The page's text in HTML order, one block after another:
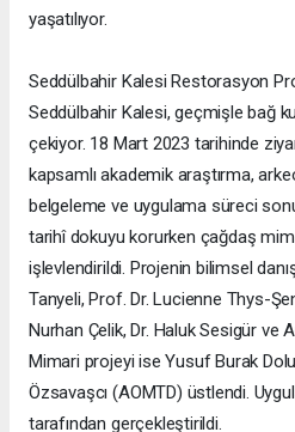
yaşatılıyor.
Seddülbahir Kalesi Restorasyon
Seddülbahir Kalesi, geçmişle bağ
çekiyor. 18 Mart 2023 tarihinde
kapsamlı akademik araştırma,
belgeleme ve uygulama süreci
tarihî dokuyu korurken çağdaş
işlevlendirildi. Projenin bilimsel
Tanyeli, Prof. Dr. Lucienne Thys-
Nurhan Çelik, Dr. Haluk Sesigür ve
Mimari projeyi ise Yusuf Burak
Özsavaşcı (AOMTD) üstlendi.
tarafından gerçekleştirildi.